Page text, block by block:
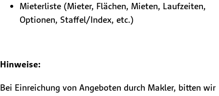
Mieterliste (Mieter, Flächen, Mieten, Laufzeiten,
Optionen, Staffel/Index, etc.)
Hinweise:
Bei Einreichung von Angeboten durch Makler, bitten wir